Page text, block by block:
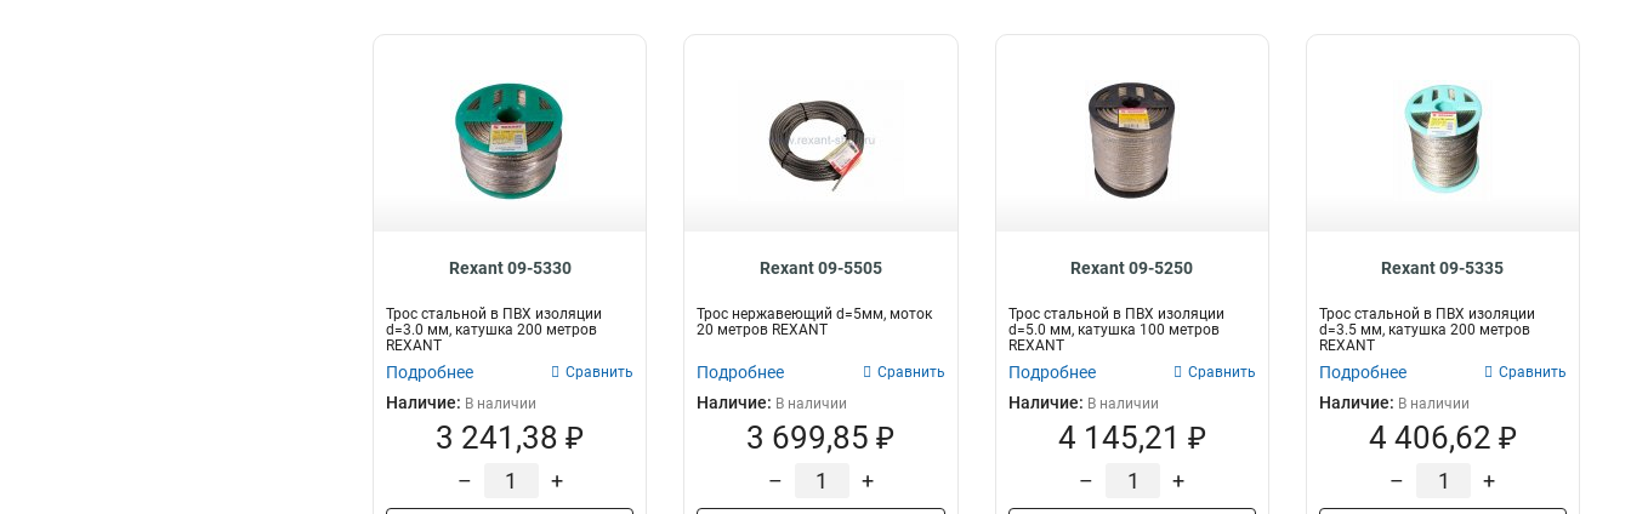
Rexant 09-5330
Трос стальной в ПВХ изоляции
d=3.0 мм, катушка 200 метров
REXANT
Подробнее Сравнить
Наличие: В наличии
3 241,38 ₽
– +
Rexant 09-5505
Трос нержавеющий d=5мм, моток
20 метров REXANT
Подробнее Сравнить
Наличие: В наличии
3 699,85 ₽
– +
Rexant 09-5250
Трос стальной в ПВХ изоляции
d=5.0 мм, катушка 100 метров
REXANT
Подробнее Сравнить
Наличие: В наличии
4 145,21 ₽
– +
Rexant 09-5335
Трос стальной в ПВХ изоляции
d=3.5 мм, катушка 200 метров
REXANT
Подробнее Сравнить
Наличие: В наличии
4 406,62 ₽
– +